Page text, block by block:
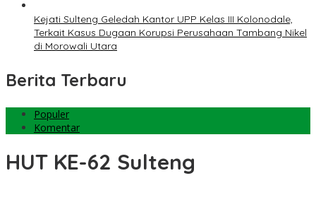
Kejati Sulteng Geledah Kantor UPP Kelas III Kolonodale,
Terkait Kasus Dugaan Korupsi Perusahaan Tambang Nikel
di Morowali Utara
Berita Terbaru
Populer
Komentar
HUT KE-62 Sulteng